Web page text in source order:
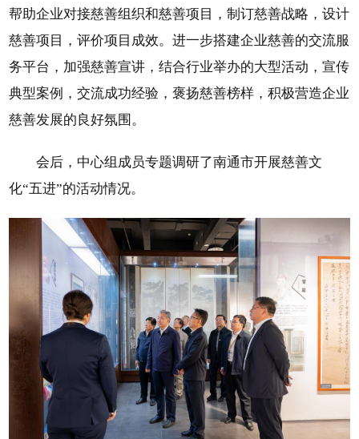
帮助企业对接慈善组织和慈善项目，制订慈善战略，设计
慈善项目，评价项目成效。进一步搭建企业慈善的交流服
务平台，加强慈善宣讲，结合行业举办的大型活动，宣传
典型案例，交流成功经验，褒扬慈善榜样，积极营造企业
慈善发展的良好氛围。
会后，中心组成员专题调研了南通市开展慈善文
化“五进”的活动情况。